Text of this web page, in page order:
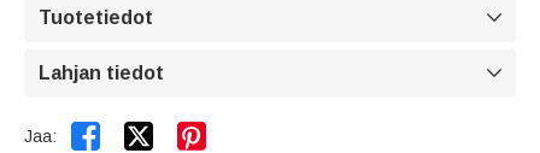
Tuotetiedot 
Lahjan tiedot 
Jaa:  